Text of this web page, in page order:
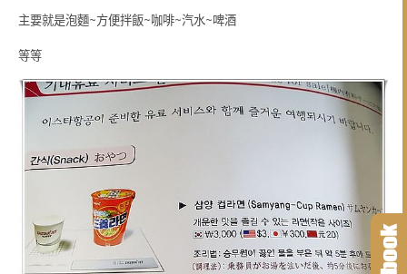
主要就是泡麵~方便拌飯~咖啡~汽水~啤酒
等等